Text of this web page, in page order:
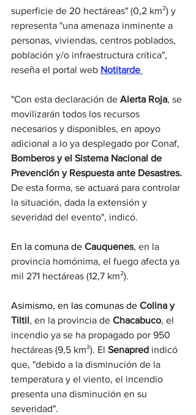
superficie de 20 hectáreas" (0,2 km²) y
representa "una amenaza inminente a
personas, viviendas, centros poblados,
población y/o infraestructura crítica",
reseña el portal web Notitarde
"Con esta declaración de Alerta Roja, se
movilizarán todos los recursos
necesarios y disponibles, en apoyo
adicional a lo ya desplegado por Conaf,
Bomberos y el Sistema Nacional de
Prevención y Respuesta ante Desastres.
De esta forma, se actuará para controlar
la situación, dada la extensión y
severidad del evento", indicó.
En la comuna de Cauquenes, en la
provincia homónima, el fuego afecta ya
mil 271 hectáreas (12,7 km²).
Asimismo, en las comunas de Colina y
Tiltil , en la provincia de Chacabuco, el
incendio ya se ha propagado por 950
hectáreas (9,5 km²). El Senapred indicó
que, "debido a la disminución de la
temperatura y el viento, el incendio
presenta una disminución en su
severidad".